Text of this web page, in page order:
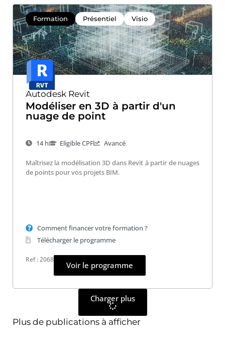
Formation Présentiel Visio
Autodesk Revit
Modéliser en 3D à partir d'un
nuage de point
14 h Eligible CPF Avancé
Maîtrisez la modélisation 3D dans Revit à partir de nuages
de points pour vos projets BIM.
Comment financer votre formation ?
Télécharger le programme
Ref : 2068
Voir le programme
Charger plus
Plus de publications à afficher